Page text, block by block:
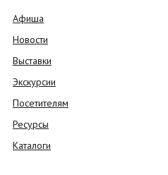
Афиша
Новости
Выставки
Экскурсии
Посетителям
Ресурсы
Каталоги